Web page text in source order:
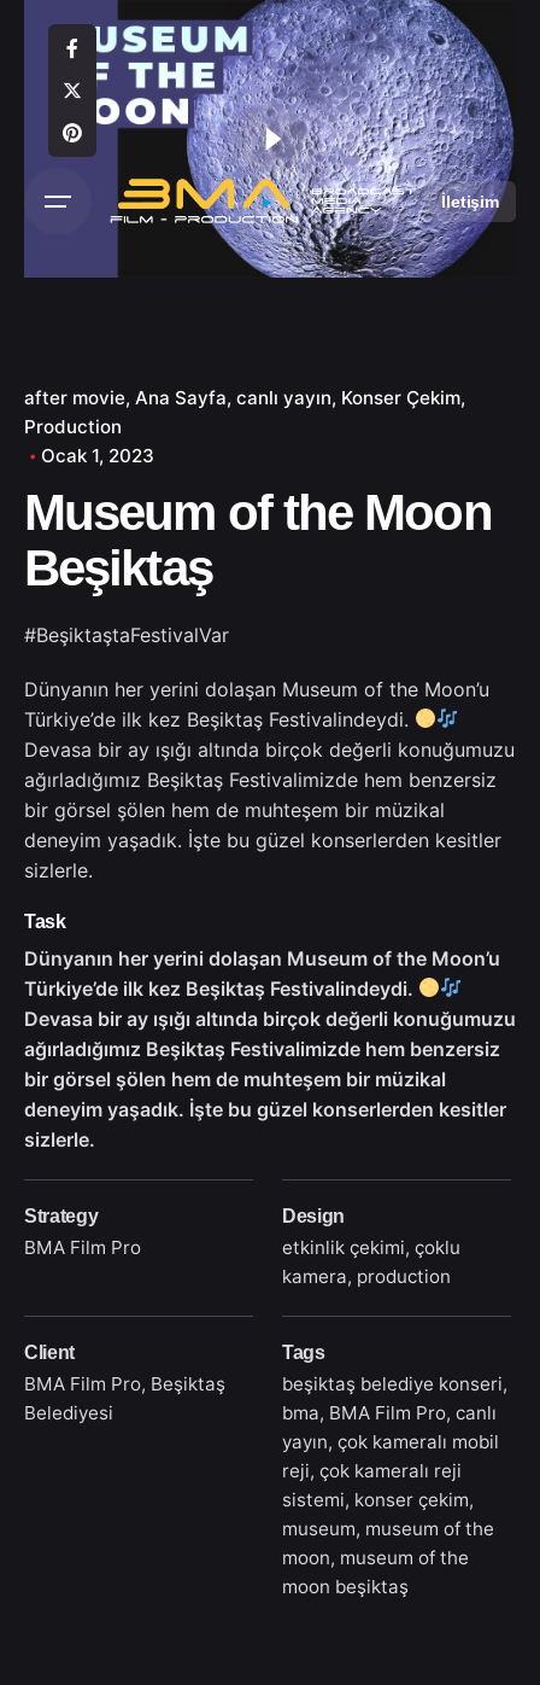
İletişim
after movie Ana Sayfa canlı yayın Konser Çekim
Production
Ocak 1, 2023
Museum of the Moon
Beşiktaş
#BeşiktaştaFestivalVar
Dünyanın her yerini dolaşan Museum of the Moon’u
Türkiye’de ilk kez Beşiktaş Festivalindeydi.
Devasa bir ay ışığı altında birçok değerli konuğumuzu
ağırladığımız Beşiktaş Festivalimizde hem benzersiz
bir görsel şölen hem de muhteşem bir müzikal
deneyim yaşadık. İşte bu güzel konserlerden kesitler
sizlerle.
Task
Dünyanın her yerini dolaşan Museum of the Moon’u
Türkiye’de ilk kez Beşiktaş Festivalindeydi.
Devasa bir ay ışığı altında birçok değerli konuğumuzu
ağırladığımız Beşiktaş Festivalimizde hem benzersiz
bir görsel şölen hem de muhteşem bir müzikal
deneyim yaşadık. İşte bu güzel konserlerden kesitler
sizlerle.
Strategy
BMA Film Pro
Design
etkinlik çekimi, çoklu
kamera, production
Client
BMA Film Pro, Beşiktaş
Belediyesi
Tags
beşiktaş belediye konseri,
bma, BMA Film Pro, canlı
yayın, çok kameralı mobil
reji, çok kameralı reji
sistemi, konser çekim,
museum, museum of the
moon, museum of the
moon beşiktaş